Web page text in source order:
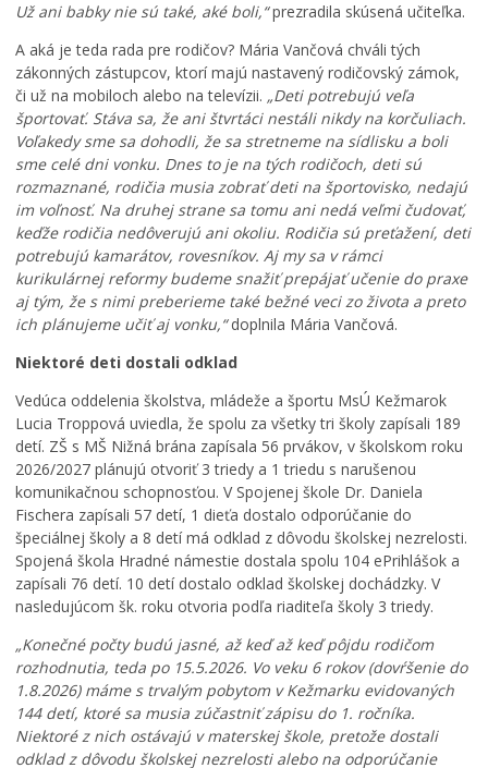
Už ani babky nie sú také, aké boli,“prezradila skúsená učiteľka.
A aká je teda rada pre rodičov? Mária Vančová chváli tých
zákonných zástupcov, ktorí majú nastavený rodičovský zámok,
či už na mobiloch alebo na televízii. „Deti potrebujú veľa
športovať. Stáva sa, že ani štvrtáci nestáli nikdy na korčuliach.
Voľakedy sme sa dohodli, že sa stretneme na sídlisku a boli
sme celé dni vonku. Dnes to je na tých rodičoch, deti sú
rozmaznané, rodičia musia zobrať deti na športovisko, nedajú
im voľnosť. Na druhej strane sa tomu ani nedá veľmi čudovať,
keďže rodičia nedôverujú ani okoliu. Rodičia sú preťažení, deti
potrebujú kamarátov, rovesníkov. Aj my sa v rámci
kurikulárnej reformy budeme snažiť prepájať učenie do praxe
aj tým, že s nimi preberieme také bežné veci zo života a preto
ich plánujeme učiť aj vonku,“doplnila Mária Vančová.
Niektoré deti dostali odklad
Vedúca oddelenia školstva, mládeže a športu MsÚ Kežmarok
Lucia Troppová uviedla, že spolu za všetky tri školy zapísali 189
detí. ZŠ s MŠ Nižná brána zapísala 56 prvákov, v školskom roku
2026/2027 plánujú otvoriť 3 triedy a 1 triedu s narušenou
komunikačnou schopnosťou. V Spojenej škole Dr. Daniela
Fischera zapísali 57 detí, 1 dieťa dostalo odporúčanie do
špeciálnej školy a 8 detí má odklad z dôvodu školskej nezrelosti.
Spojená škola Hradné námestie dostala spolu 104 ePrihlášok a
zapísali 76 detí. 10 detí dostalo odklad školskej dochádzky. V
nasledujúcom šk. roku otvoria podľa riaditeľa školy 3 triedy.
„Konečné počty budú jasné, až keď až keď pôjdu rodičom
rozhodnutia, teda po 15.5.2026. Vo veku 6 rokov (dovŕšenie do
1.8.2026) máme s trvalým pobytom v Kežmarku evidovaných
144 detí, ktoré sa musia zúčastniť zápisu do 1. ročníka.
Niektoré z nich ostávajú v materskej škole, pretože dostali
odklad z dôvodu školskej nezrelosti alebo na odporúčanie
J